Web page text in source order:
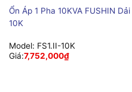
Ổn Áp 1 Pha 10KVA FUSHIN
10K
Model: FS1.II-10K
Giá:7,752,000₫